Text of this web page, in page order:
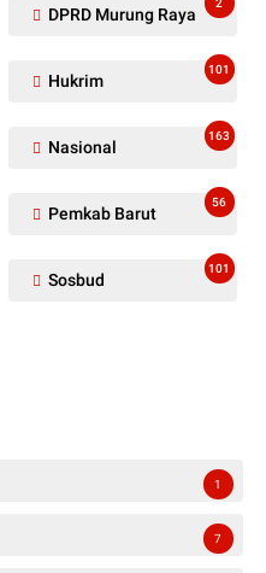
DPRD Murung Raya
Hukrim
101
Nasional
163
Pemkab Barut
56
Sosbud
101
1
7